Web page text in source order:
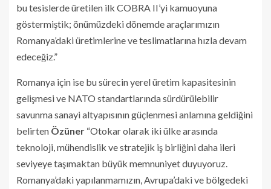
bu tesislerde üretilen ilk COBRA II’yi kamuoyuna
göstermiştik; önümüzdeki dönemde araçlarımızın
Romanya’daki üretimlerine ve teslimatlarına hızla devam
edeceğiz.”
Romanya için ise bu sürecin yerel üretim kapasitesinin
gelişmesi ve NATO standartlarında sürdürülebilir
savunma sanayi altyapısının güçlenmesi anlamına geldiğini
belirten Özüner “Otokar olarak iki ülke arasında
teknoloji, mühendislik ve stratejik iş birliğini daha ileri
seviyeye taşımaktan büyük memnuniyet duyuyoruz.
Romanya’daki yapılanmamızın, Avrupa’daki ve bölgedeki